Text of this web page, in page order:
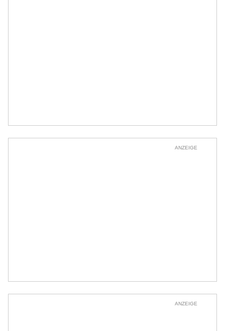
ANZEIGE
ANZEIGE